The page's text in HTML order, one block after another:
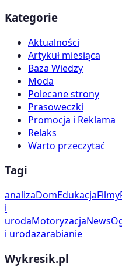
Kategorie
Aktualności
Artykuł miesiąca
Baza Wiedzy
Moda
Polecane strony
Prasoweczki
Promocja i Reklama
Relaks
Warto przeczytać
Tagi
analizaDomEdukacjaFilmy
i
urodaMotoryzacjaNews
i urodazarabianie
Wykresik.pl